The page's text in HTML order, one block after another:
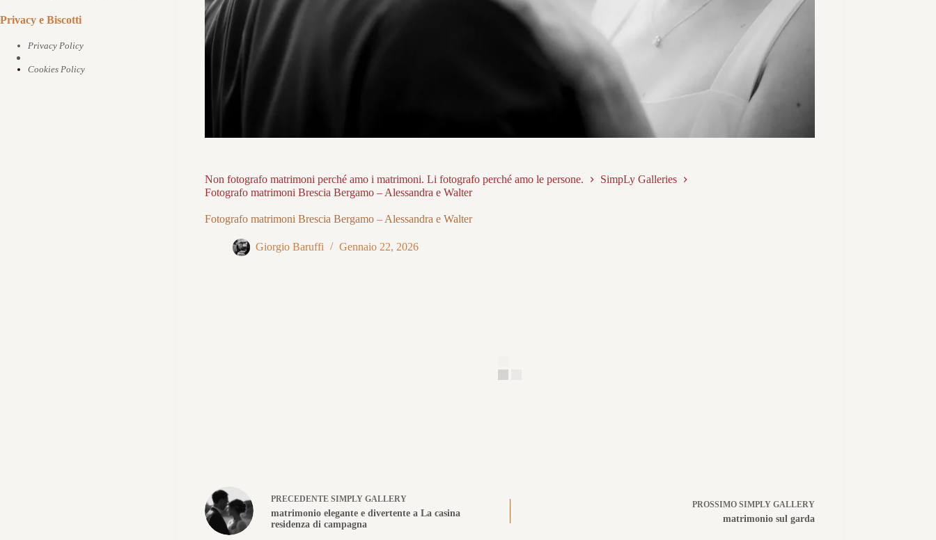
Non fotografo matrimoni perché amo i matrimoni. Li fotografo perché amo le persone.
SimpLy Galleries
Fotografo matrimoni Brescia Bergamo – Alessandra e Walter
Fotografo matrimoni Brescia Bergamo – Alessandra e Walter
Giorgio Baruffi Gennaio 22, 2026
PRECEDENTE SIMPLY GALLERY
matrimonio elegante e divertente a La casina
residenza di campagna
PROSSIMO SIMPLY GALLERY
matrimonio sul garda
Privacy e Biscotti
Privacy Policy
Cookies Policy